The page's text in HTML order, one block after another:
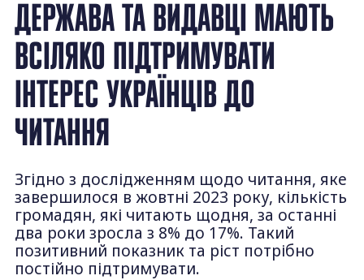
ДЕРЖАВА ТА ВИДАВЦІ МАЮТЬ
ВСІЛЯКО ПІДТРИМУВАТИ
ІНТЕРЕС УКРАЇНЦІВ ДО
ЧИТАННЯ
Згідно з дослідженням щодо читання, яке
завершилося в жовтні 2023 року, кількість
громадян, які читають щодня, за останні
два роки зросла з 8% до 17%. Такий
позитивний показник та ріст потрібно
постійно підтримувати.